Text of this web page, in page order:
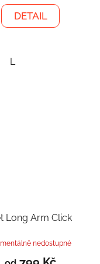
DETAIL
L
Long Arm Click
nedostupné